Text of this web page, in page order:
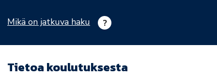
Mikä on jatkuva haku
Tietoa koulutuksesta